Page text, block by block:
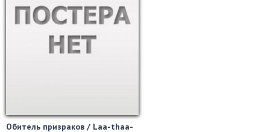
Обитель призраков / Laa-thaa-